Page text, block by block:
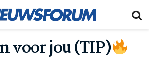
voor jou (TIP)